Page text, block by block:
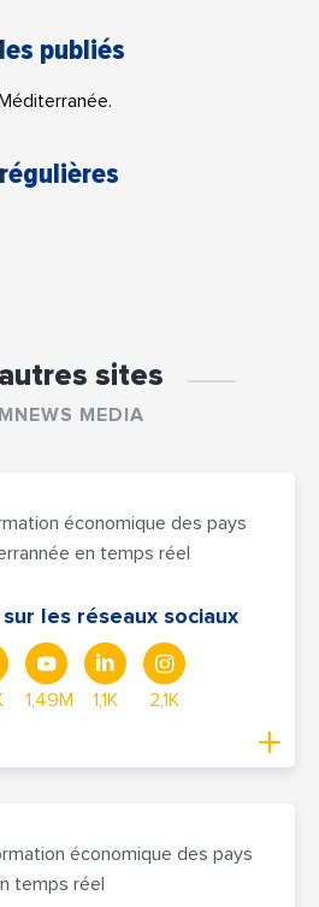
publiés
sites
MEDIA
économique des pays
en temps réel
les réseaux sociaux
1,49M 1,1K 2,1K
économique des pays
temps réel